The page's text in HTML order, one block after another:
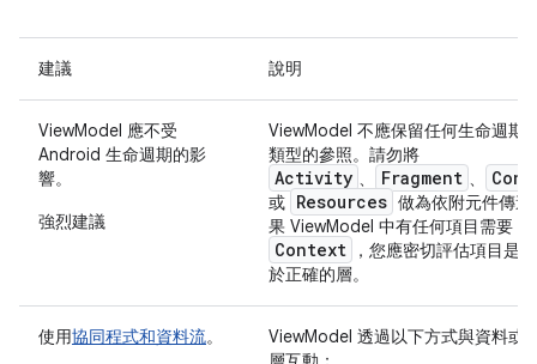
建議 說明
ViewModel 應不受
Android 生命週期的影
響。
強烈建議
ViewModel 不應保留任何生命週期
類型的參照。請勿將
Activity 、 Fragment 、
或 Resources 做為依附元件傳遞
果 ViewModel 中有任何項目需要
Context
，您應密切評估項目是
於正確的層。
使用協同程式和資料流。
ViewModel 透過以下方式與資料或